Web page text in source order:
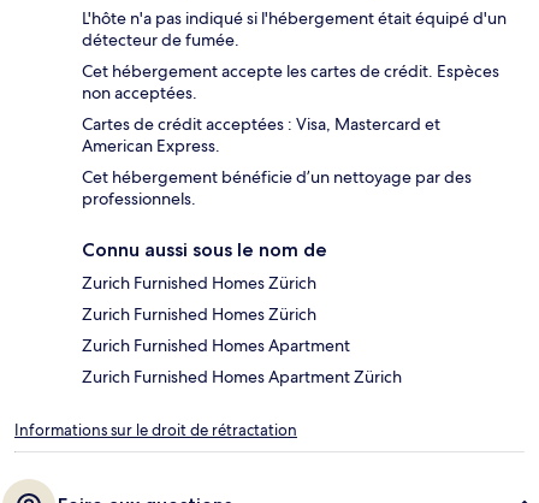
L'hôte n'a pas indiqué si l'hébergement était équipé d'un
détecteur de fumée.
Cet hébergement accepte les cartes de crédit. Espèces
non acceptées.
Cartes de crédit acceptées : Visa, Mastercard et
American Express.
Cet hébergement bénéficie d’un nettoyage par des
professionnels.
Connu aussi sous le nom de
Zurich Furnished Homes Zürich
Zurich Furnished Homes Zürich
Zurich Furnished Homes Apartment
Zurich Furnished Homes Apartment Zürich
Informations sur le droit de rétractation